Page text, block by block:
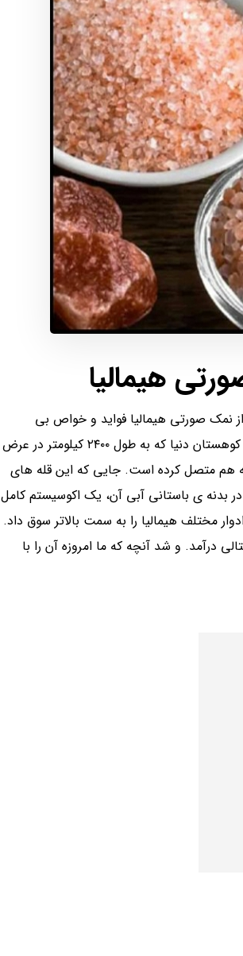
هیمالیا
نمک صورتی هیمالیا فواید و خواص بی
نظیری را برای سلامت بدن و درمان برخی بیماری ها دارد. هیمالیا، بلندترین کوهستان دنیا که به طول ۲۴۰۰ کیلومتر در عرض
هم متصل کرده است. جایی که این قله های
بوده است. که در بدنه ی باستانی آبی آن، یک اکوسیستم کامل
مختلف هیمالیا را به سمت بالاتر سوق داد.
درآمد. و شد آنچه که ما امروزه آن را با